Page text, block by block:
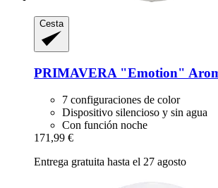
Cesta
PRIMAVERA "Emotion"
7 configuraciones de color
Dispositivo silencioso y sin agua
Con función noche
171,99 €
Entrega gratuita hasta el 27 agosto